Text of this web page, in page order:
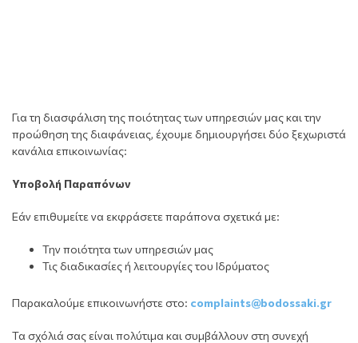
Για τη διασφάλιση της ποιότητας των υπηρεσιών μας και την
προώθηση της διαφάνειας, έχουμε δημιουργήσει δύο ξεχωριστά
κανάλια επικοινωνίας:
Υποβολή Παραπόνων
Εάν επιθυμείτε να εκφράσετε παράπονα σχετικά με:
Την ποιότητα των υπηρεσιών μας
Τις διαδικασίες ή λειτουργίες του Ιδρύματος
Παρακαλούμε επικοινωνήστε στο: complaints@bodossaki.gr
Τα σχόλιά σας είναι πολύτιμα και συμβάλλουν στη συνεχή